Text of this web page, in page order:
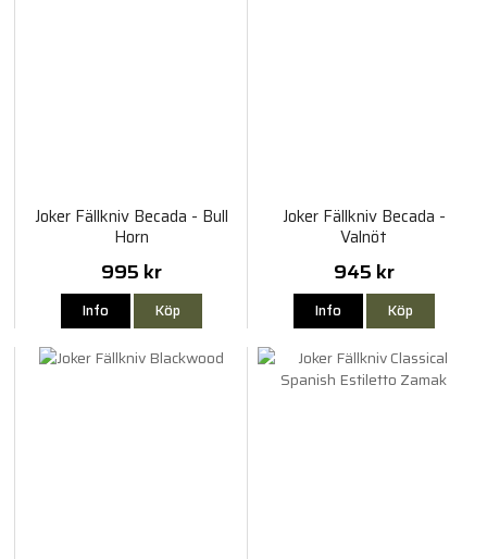
Joker Fällkniv Becada - Bull
Horn
995 kr
Info Köp
Joker Fällkniv Becada -
Valnöt
945 kr
Info Köp